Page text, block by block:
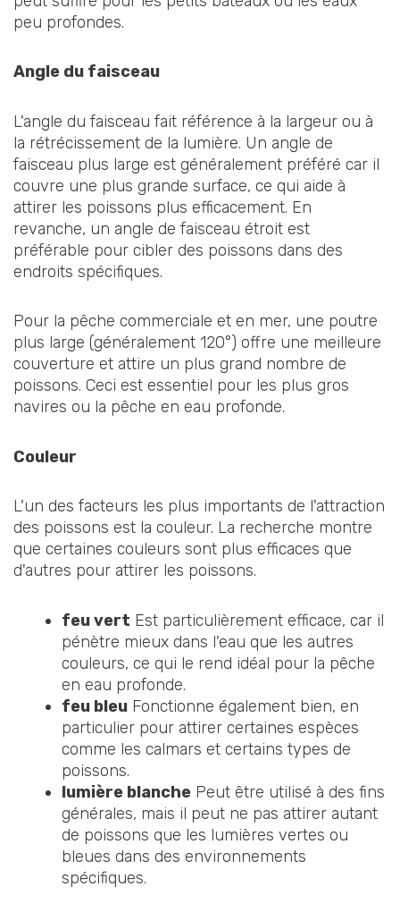
peu profondes.
Angle du faisceau
L'angle du faisceau fait référence à la largeur ou à
la rétrécissement de la lumière. Un angle de
faisceau plus large est généralement préféré car il
couvre une plus grande surface, ce qui aide à
attirer les poissons plus efficacement. En
revanche, un angle de faisceau étroit est
préférable pour cibler des poissons dans des
endroits spécifiques.
Pour la pêche commerciale et en mer, une poutre
plus large (généralement 120°) offre une meilleure
couverture et attire un plus grand nombre de
poissons. Ceci est essentiel pour les plus gros
navires ou la pêche en eau profonde.
Couleur
L'un des facteurs les plus importants de l'attraction
des poissons est la couleur. La recherche montre
que certaines couleurs sont plus efficaces que
d'autres pour attirer les poissons.
feu vert Est particulièrement efficace, car il
pénètre mieux dans l'eau que les autres
couleurs, ce qui le rend idéal pour la pêche
en eau profonde.
feu bleu Fonctionne également bien, en
particulier pour attirer certaines espèces
comme les calmars et certains types de
poissons.
lumière blanche Peut être utilisé à des fins
générales, mais il peut ne pas attirer autant
de poissons que les lumières vertes ou
bleues dans des environnements
spécifiques.